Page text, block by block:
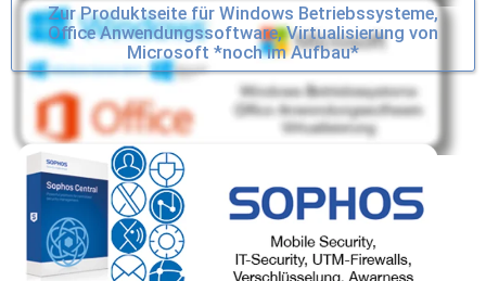
Zur Produktseite für Windows Betriebssysteme,
Office Anwendungssoftware, Virtualisierung von
Microsoft *noch im Aufbau*